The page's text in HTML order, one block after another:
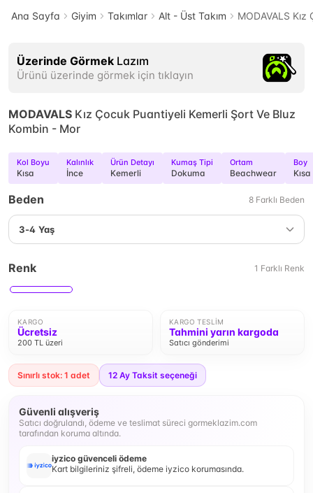
Ana Sayfa Giyim Takımlar Alt - Üst Takım MODAVALS
Üzerinde Görmek Lazım
Ürünü üzerinde görmek için tıklayın
MODAVALS Kız Çocuk Puantiyeli Kemerli Şort Ve Bluz
Kombin - Mor
Kol Boyu
Kısa
Kalınlık
İnce
Ürün Detayı
Kemerli
Kumaş Tipi
Dokuma
Ortam
Beachwear
Boy
Kısa
Beden 8 Farklı Beden
3-4 Yaş
Renk 1 Farklı Renk
KARGO
Ücretsiz
200 TL üzeri
KARGO TESLIM
Tahmini yarın kargoda
Satıcı gönderimi
Sınırlı stok: 1 adet 12 Ay Taksit seçeneği
Güvenli alışveriş
Satıcı doğrulandı, ödeme ve teslimat süreci gormeklazim.com
tarafından koruma altında.
iyzico güvenceli ödeme
Kart bilgileriniz şifreli, ödeme iyzico korumasında.